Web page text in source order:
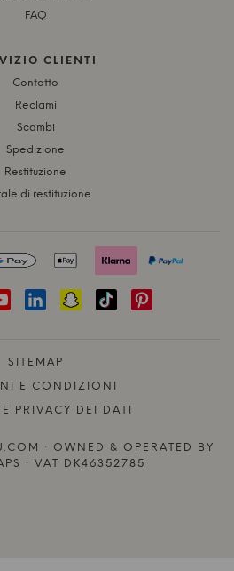
FAQ
CLIENTI
Contatto
Reclami
Scambi
Spedizione
Restituzione
di restituzione
SITEMAP
E CONDIZIONI
PRIVACY DEI DATI
· OWNED & OPERATED BY
· VAT DK46352785